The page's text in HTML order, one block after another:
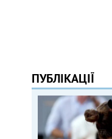
ПУБЛІКАЦІЇ